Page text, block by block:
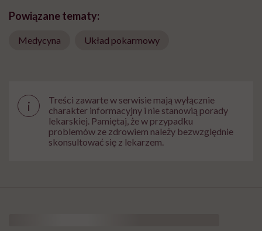
Powiązane tematy:
Medycyna Układ pokarmowy
i
Treści zawarte w serwisie mają wyłącznie
charakter informacyjny i nie stanowią porady
lekarskiej. Pamiętaj, że w przypadku
problemów ze zdrowiem należy bezwzględnie
skonsultować się z lekarzem.